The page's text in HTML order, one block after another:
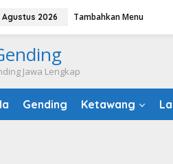
2026 Tambahkan Menu
Jawa Lengkap
Gending Ketawang